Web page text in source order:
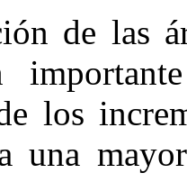
de las
los
una